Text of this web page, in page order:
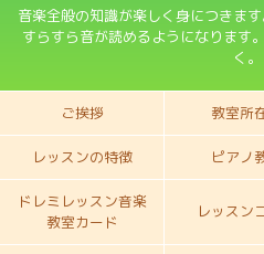
音楽全般の知識が楽しく身につきま
すらすら音が読めるようになります
く。
ご挨拶 教室所
レッスンの特徴 ピアノ
ドレミレッスン音楽
教室カード
レッスン